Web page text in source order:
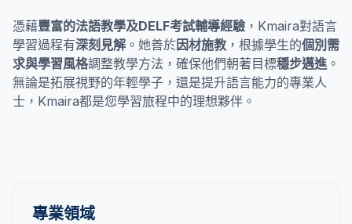
憑藉豐富的法語教學及DELF考試輔導經驗 ，Kmaira對語言
學習過程有深刻見解 。她善於因材施教 ，根據學生的個別需
求與學習風格調整教學方法，確保他們朝著目標穩步邁進 。
無論是拓展視野的年輕學子，還是提升語言能力的專業人
士，Kmaira都是您學習旅程中的理想夥伴。
專業領域